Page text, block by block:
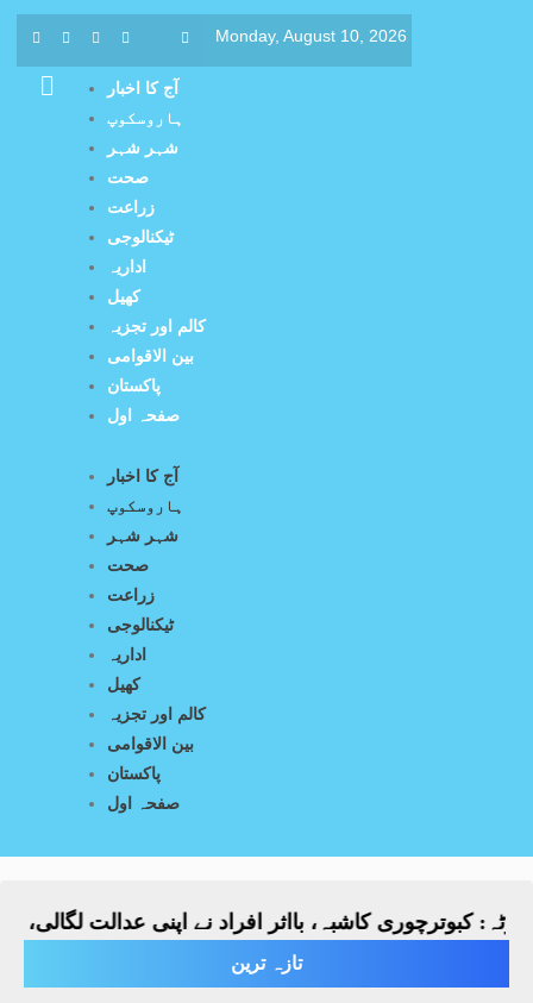
Monday, August 10, 2026
آج کا اخبار
ہاروسکوپ
شہر شہر
صحت
زراعت
ٹیکنالوجی
اداریہ
کھیل
کالم اور تجزیہ
بین الاقوامی
پاکستان
صفحہ اول
آج کا اخبار
ہاروسکوپ
شہر شہر
صحت
زراعت
ٹیکنالوجی
اداریہ
کھیل
کالم اور تجزیہ
بین الاقوامی
پاکستان
صفحہ اول
کبوترچوری کاشبہ، بااثر افراد نے اپنی عدالت لگالی، بچے
تازہ ترین